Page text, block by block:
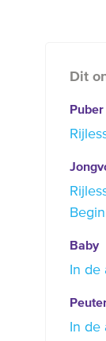
Dit
Puber
Baby
In de
In de